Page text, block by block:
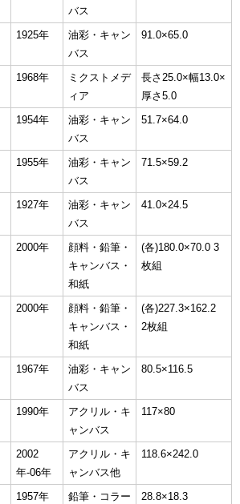
バス
1925年
油彩・キャン
バス
91.0×65.0
1968年
ミクストメデ
ィア
長さ25.0×幅13.0×
厚さ5.0
1954年
油彩・キャン
バス
51.7×64.0
1955年
油彩・キャン
バス
71.5×59.2
1927年
油彩・キャン
バス
41.0×24.5
2000年
顔料・鉛筆・
キャンバス・
和紙
(各)180.0×70.0 3
枚組
2000年
顔料・鉛筆・
キャンバス・
和紙
(各)227.3×162.2
2枚組
1967年
油彩・キャン
バス
80.5×116.5
1990年
アクリル・キ
ャンバス
117×80
2002
年-06年
アクリル・キ
ャンバス他
118.6×242.0
1957年
鉛筆・コラー
28.8×18.3